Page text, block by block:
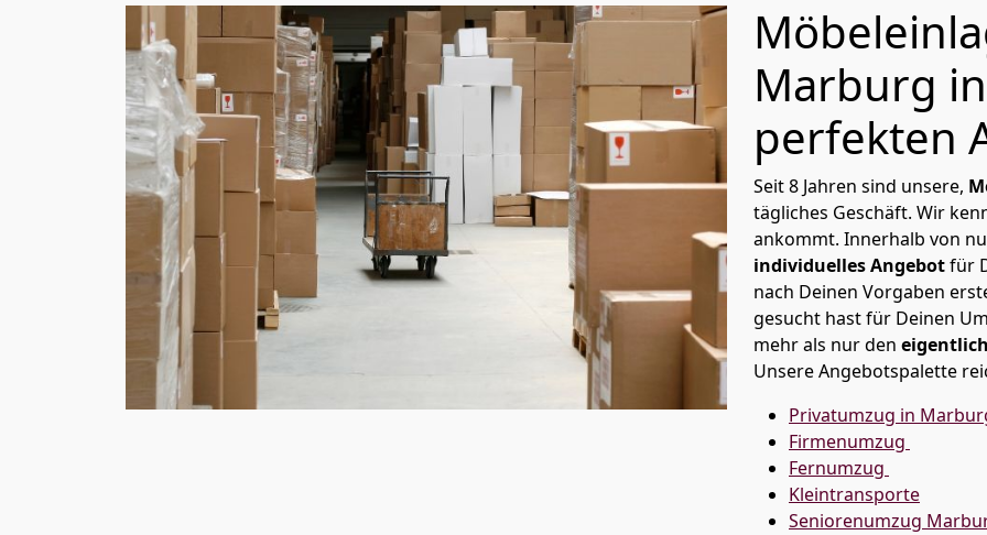
Marburg
perfekten
Seit 8 Jahren sind unsere,
tägliches Geschäft. Wir
ankommt. Innerhalb von
individuelles Angebotfür
nach Deinen Vorgaben
gesucht hast für Deinen
mehr als nur den
Unsere Angebotspalette
Privatumzug in
Firmenumzug
Fernumzug
Kleintransporte
Seniorenumzug